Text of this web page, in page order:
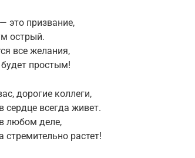
это призвание,
острый.
все желания,
будет простым!
дорогие коллеги,
сердце всегда живет.
любом деле,
стремительно растет!